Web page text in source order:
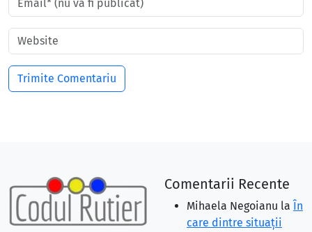
Comentarii Recente
Mihaela Negoianu la În
care dintre situaţii